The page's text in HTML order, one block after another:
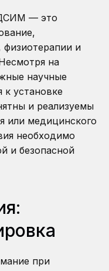
— это
физиотерапии и
на
научные
установке
и реализуемы
или медицинского
необходимо
и безопасной
при